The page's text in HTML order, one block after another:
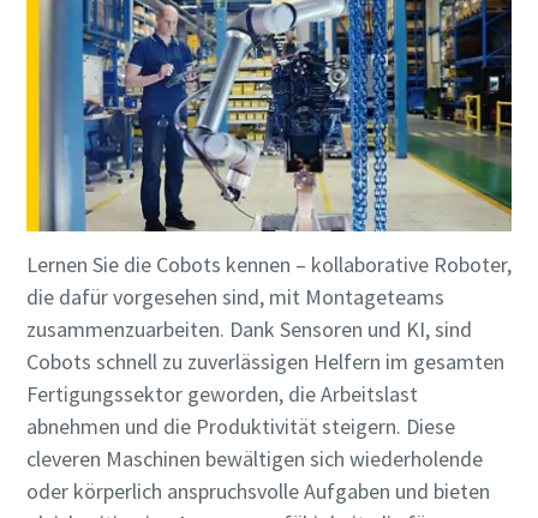
Lernen Sie die Cobots kennen – kollaborative Roboter,
die dafür vorgesehen sind, mit Montageteams
zusammenzuarbeiten. Dank Sensoren und KI, sind
Cobots schnell zu zuverlässigen Helfern im gesamten
Fertigungssektor geworden, die Arbeitslast
abnehmen und die Produktivität steigern. Diese
cleveren Maschinen bewältigen sich wiederholende
oder körperlich anspruchsvolle Aufgaben und bieten